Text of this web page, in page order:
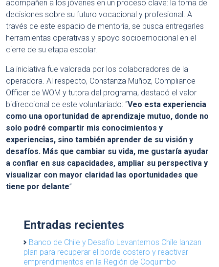
acompañen a los jóvenes en un proceso clave: la toma de
decisiones sobre su futuro vocacional y profesional. A
través de este espacio de mentoría, se busca entregarles
herramientas operativas y apoyo socioemocional en el
cierre de su etapa escolar.
La iniciativa fue valorada por los colaboradores de la
operadora. Al respecto, Constanza Muñoz, Compliance
Officer de WOM y tutora del programa, destacó el valor
bidireccional de este voluntariado: “Veo esta experiencia
como una oportunidad de aprendizaje mutuo, donde no
solo podré compartir mis conocimientos y
experiencias, sino también aprender de su visión y
desafíos. Más que cambiar su vida, me gustaría ayudar
a confiar en sus capacidades, ampliar su perspectiva y
visualizar con mayor claridad las oportunidades que
tiene por delante”.
Entradas recientes
Banco de Chile y Desafío Levantemos Chile lanzan
plan para recuperar el borde costero y reactivar
emprendimientos en la Región de Coquimbo